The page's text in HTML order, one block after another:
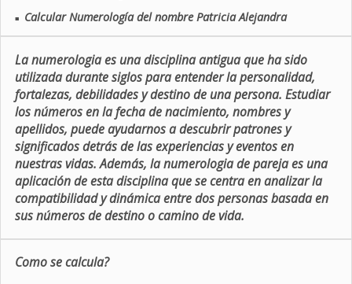
■ Calcular Numerología del nombre Patricia Alejandra
La numerologia es una disciplina antigua que ha sido
utilizada durante siglos para entender la personalidad,
fortalezas, debilidades y destino de una persona. Estudiar
los números en la fecha de nacimiento, nombres y
apellidos, puede ayudarnos a descubrir patrones y
significados detrás de las experiencias y eventos en
nuestras vidas. Además, la numerologia de pareja es una
aplicación de esta disciplina que se centra en analizar la
compatibilidad y dinámica entre dos personas basada en
sus números de destino o camino de vida.
Como se calcula?